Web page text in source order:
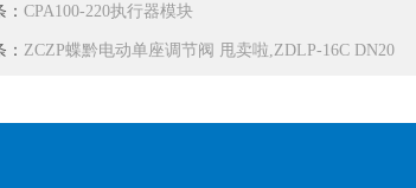
： CPA100-220执行器模块
ZCZP蝶黔电动单座调节阀 甩卖啦,ZDLP-16C DN20